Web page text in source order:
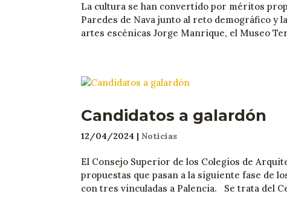
La cultura se han convertido por méritos
Paredes de Nava junto al reto demográfico y
artes escénicas Jorge Manrique, el Museo
Candidatos a galardón
12/04/2024 |Noticias
El Consejo Superior de los Colegios de
propuestas que pasan a la siguiente fase de
con tres vinculadas a Palencia. Se trata del